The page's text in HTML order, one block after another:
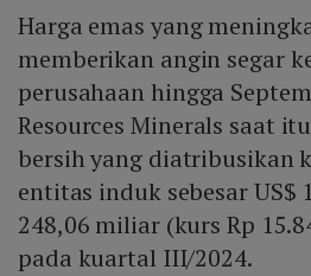
Harga emas yang
memberikan angin segar
perusahaan hingga
Resources Minerals saat
bersih yang diatribusikan
entitas induk sebesar US$
248,06 miliar (kurs Rp
pada kuartal III/2024.